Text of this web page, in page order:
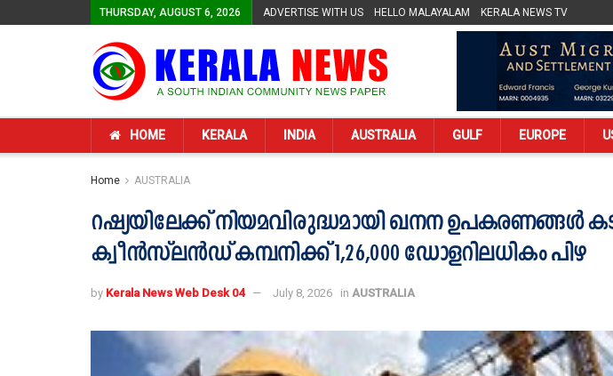
THURSDAY, AUGUST 6, 2026 ADVERTISE WITH US HELLO MALAYALAM KERALA NEWS TV
HOME KERALA INDIA AUSTRALIA GULF EUROPE
Home AUSTRALIA
റഷ്യയിലേക്ക് നിയമവിരുദ്ധമായി ഖനന ഉപകരണങ്ങൾ
ക്വീൻസ്‌ലൻഡ് കമ്പനിക്ക് 1,26,000 ഡോളറിലധികം പിഴ
by Kerala News Web Desk 04 July 8, 2026 in AUSTRALIA